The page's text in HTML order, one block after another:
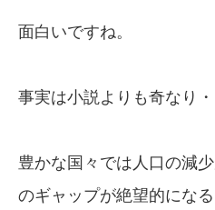
面白いですね。
事実は小説よりも奇なり・
豊かな国々では人口の減
のギャップが絶望的にな